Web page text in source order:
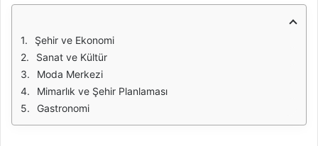
Şehir ve Ekonomi
Sanat ve Kültür
Moda Merkezi
Mimarlık ve Şehir Planlaması
Gastronomi